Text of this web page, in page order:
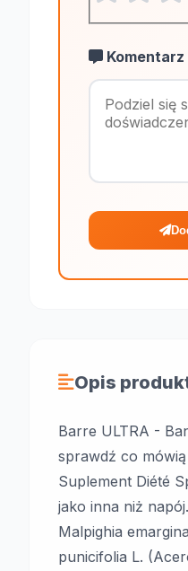
Opis
Barre ULTRA -
sprawdź co
Suplement Diété
jako inna niż
Malpighia
punicifolia L.